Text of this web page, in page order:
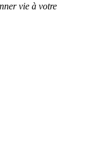
vie à votre